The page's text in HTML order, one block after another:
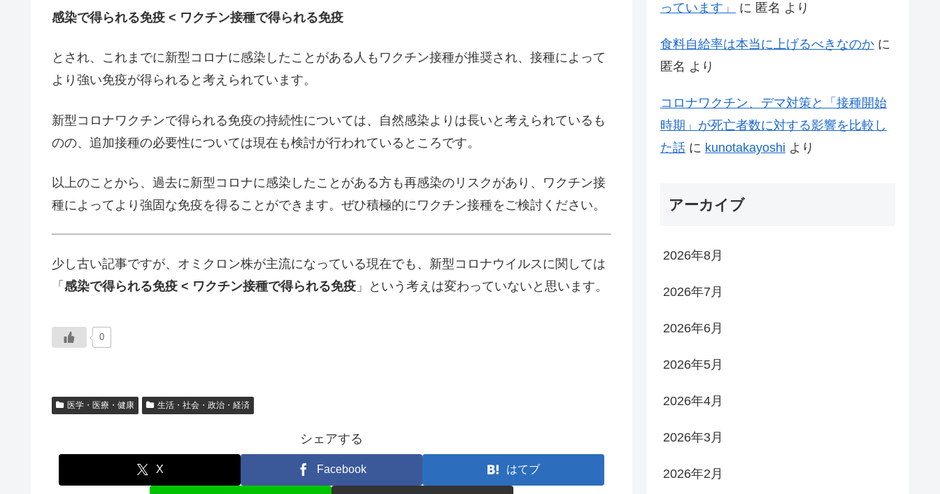
感染で得られる免疫 < ワクチン接種で得られる免疫
とされ、これまでに新型コロナに感染したことがある人もワクチン接種が推奨され、接種によって
より強い免疫が得られると考えられています。
新型コロナワクチンで得られる免疫の持続性については、自然感染よりは長いと考えられているも
のの、追加接種の必要性については現在も検討が行われているところです。
以上のことから、過去に新型コロナに感染したことがある方も再感染のリスクがあり、ワクチン接
種によってより強固な免疫を得ることができます。ぜひ積極的にワクチン接種をご検討ください。
少し古い記事ですが、オミクロン株が主流になっている現在でも、新型コロナウイルスに関しては
「 感染で得られる免疫 < ワクチン接種で得られる免疫 」という考えは変わっていないと思います。
0
医学・医療・健康 生活・社会・政治・経済
シェアする
X Facebook はてブ
っています」
に 匿名 より
食料自給率は本当に上げるべきなのか に
匿名 より
コロナワクチン、デマ対策と「接種開始
時期」が死亡者数に対する影響を比較し
た話 に kunotakayoshi より
アーカイブ
2026年8月
2026年7月
2026年6月
2026年5月
2026年4月
2026年3月
2026年2月